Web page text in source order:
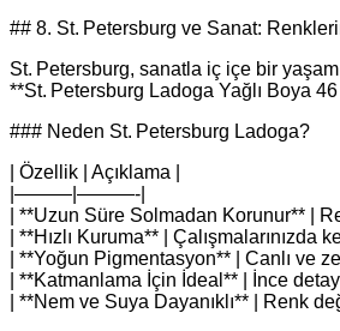
## 8. St. Petersburg ve Sanat:
St. Petersburg, sanatla iç içe bir
**St. Petersburg Ladoga Yağlı Boya
### Neden St. Petersburg Ladoga?
| Özellik | Açıklama |
|———|———-|
| **Uzun Süre Solmadan Korunur** |
| **Hızlı Kuruma** |
| **Yoğun Pigmentasyon** | Canlı ve
| **Katmanlama İçin İdeal** | İnce
| **Nem ve Suya Dayanıklı** | Renk